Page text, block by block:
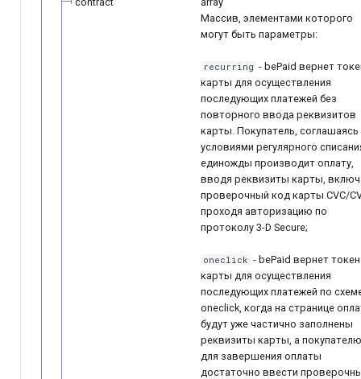
Массив, элементами которого
могут быть параметры:
recurring - bePaid вернет
карты для осуществления
последующих платежей без
повторного ввода реквизитов
карты. Покупатель, соглашаясь
условиями регулярного
единожды производит оплату,
вводя реквизиты карты,
проверочный код карты CVC/
проходя авторизацию по
протоколу 3-D ­Secure;
oneclick - bePaid вернет токен
карты для осуществления
последующих платежей по
oneclick, когда на странице
будут уже частично заполнены
реквизиты карты, а покупателю
для завершения оплаты
достаточно ввести